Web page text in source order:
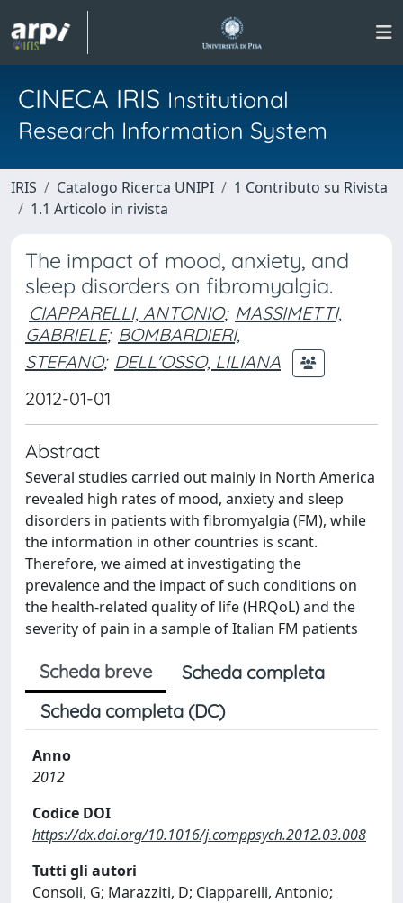
CINECA IRIS Institutional
Research Information System
IRIS Catalogo Ricerca UNIPI
1 Contributo su Rivista
1.1 Articolo in rivista
The impact of mood, anxiety, and
sleep disorders on fibromyalgia.
CIAPPARELLI, ANTONIO; MASSIMETTI,
GABRIELE; BOMBARDIERI,
STEFANO; DELL'OSSO, LILIANA
2012-01-01
Abstract
Several studies carried out mainly in North America
revealed high rates of mood, anxiety and sleep
disorders in patients with fibromyalgia (FM), while
the information in other countries is scant.
Therefore, we aimed at investigating the
prevalence and the impact of such conditions on
the health-related quality of life (HRQoL) and the
severity of pain in a sample of Italian FM patients
Scheda breve
Scheda completa
Scheda completa (DC)
Anno
2012
Codice DOI
https://dx.doi.org/10.1016/j.comppsych.2012.03.008
Tutti gli autori
Consoli, G; Marazziti, D; Ciapparelli, Antonio;